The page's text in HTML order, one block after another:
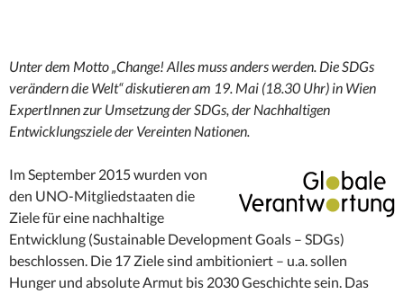
Unter dem Motto „Change! Alles muss anders werden. Die SDGs
verändern die Welt“ diskutieren am 19. Mai (18.30 Uhr) in Wien
ExpertInnen zur Umsetzung der SDGs, der Nachhaltigen
Entwicklungsziele der Vereinten Nationen.
Im September 2015 wurden von
den UNO-Mitgliedstaaten die
Ziele für eine nachhaltige
Entwicklung (Sustainable Development Goals – SDGs)
beschlossen. Die 17 Ziele sind ambitioniert – u.a. sollen
Hunger und absolute Armut bis 2030 Geschichte sein. Das